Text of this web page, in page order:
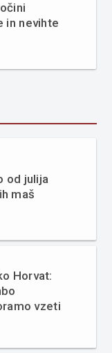
in nevihte
od julija
maš
Horvat:
vzeti